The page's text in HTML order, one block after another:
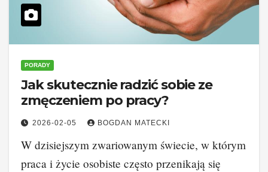
PORADY
Jak skutecznie radzić sobie ze
zmęczeniem po pracy?
2026-02-05 BOGDAN MATECKI
W dzisiejszym zwariowanym świecie, w którym
praca i życie osobiste często przenikają się